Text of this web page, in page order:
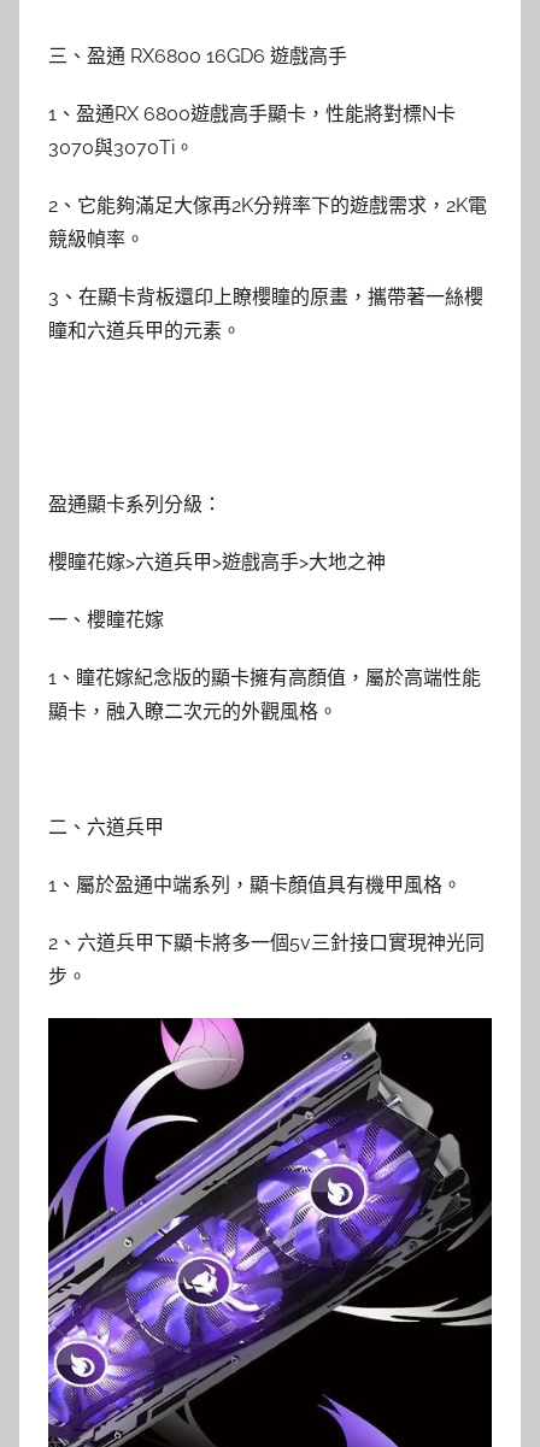
三、盈通 RX6800 16GD6 遊戲高手
1、盈通RX 6800遊戲高手顯卡，性能將對標N卡
3070與3070Ti。
2、它能夠滿足大傢再2K分辨率下的遊戲需求，2K電
競級幀率。
3、在顯卡背板還印上瞭櫻瞳的原畫，攜帶著一絲櫻
瞳和六道兵甲的元素。
盈通顯卡系列分級：
櫻瞳花嫁>六道兵甲>遊戲高手>大地之神
一、櫻瞳花嫁
1、瞳花嫁紀念版的顯卡擁有高顏值，屬於高端性能
顯卡，融入瞭二次元的外觀風格。
二、六道兵甲
1、屬於盈通中端系列，顯卡顏值具有機甲風格。
2、六道兵甲下顯卡將多一個5v三針接口實現神光同
步。